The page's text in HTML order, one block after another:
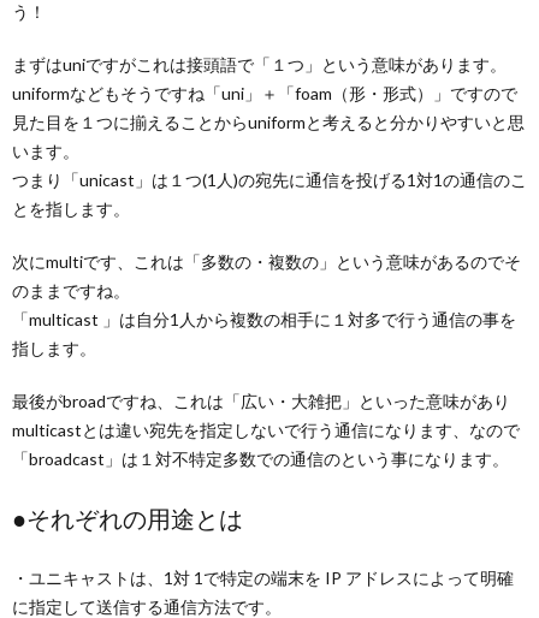
う！
まずはuniですがこれは接頭語で「１つ」という意味があります。
uniformなどもそうですね「uni」＋「foam（形・形式）」ですので
見た目を１つに揃えることからuniformと考えると分かりやすいと思
います。
つまり「unicast」は１つ(1人)の宛先に通信を投げる1対1の通信のこ
とを指します。
次にmultiです、これは「多数の・複数の」という意味があるのでそ
のままですね。
「multicast 」は自分1人から複数の相手に１対多で行う通信の事を
指します。
最後がbroadですね、これは「広い・大雑把」といった意味があり
multicastとは違い宛先を指定しないで行う通信になります、なので
「broadcast」は１対不特定多数での通信のという事になります。
●それぞれの用途とは
・ユニキャストは、1対 1で特定の端末を IP アドレスによって明確
に指定して送信する通信方法です。